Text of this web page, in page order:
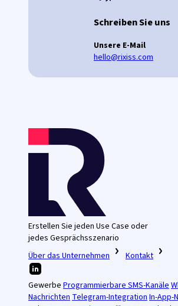
Schreiben Sie uns
Unsere E-Mail
hello@rixiss.com
Erstellen Sie jeden Use Case oder
jedes Gesprächsszenario
Über das Unternehmen
Kontakt
Gewerbe Programmierbare SMS-Kanäle
Nachrichten Telegram-Integration In-App-